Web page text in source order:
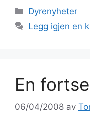
Kategorier
Dyrenyheter
Legg igjen en
En
06/04/2008 av